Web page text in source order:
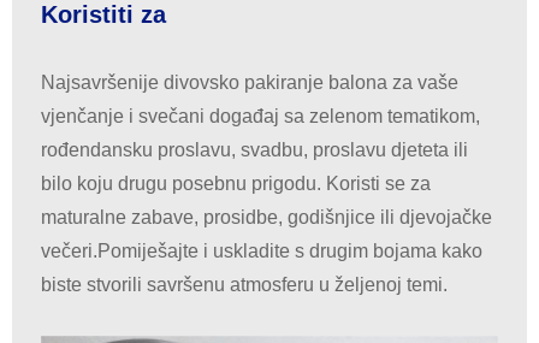
Koristiti za
Najsavršenije divovsko pakiranje balona za vaše
vjenčanje i svečani događaj sa zelenom tematikom,
rođendansku proslavu, svadbu, proslavu djeteta ili
bilo koju drugu posebnu prigodu. Koristi se za
maturalne zabave, prosidbe, godišnjice ili djevojačke
večeri.Pomiješajte i uskladite s drugim bojama kako
biste stvorili savršenu atmosferu u željenoj temi.